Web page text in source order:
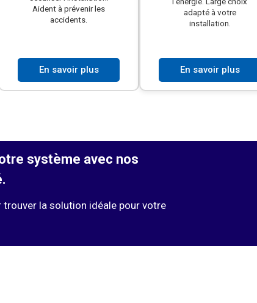
Aident à prévenir les
accidents.
En savoir plus
adapté à votre
installation.
En savoir plus
système avec nos
la solution idéale pour votre